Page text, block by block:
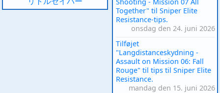
Together" til Sniper Elite
Resistance-tips.
onsdag den 24. juni 2026
Tilføjet
"Langdistanceskydning -
Assault on Mission 06: Fall
Rouge" til tips til Sniper Elite
Resistance.
mandag den 15. juni 2026